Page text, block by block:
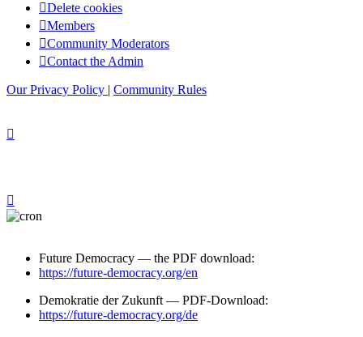
Delete cookies
Members
Community Moderators
Contact the Admin
Our Privacy Policy | Community Rules
Future Democracy — the PDF download:
https://future-democracy.org/en
Demokratie der Zukunft — PDF-Download:
https://future-democracy.org/de